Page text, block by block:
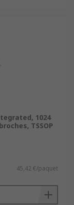
1024
TSSOP
45,42 €/paquet